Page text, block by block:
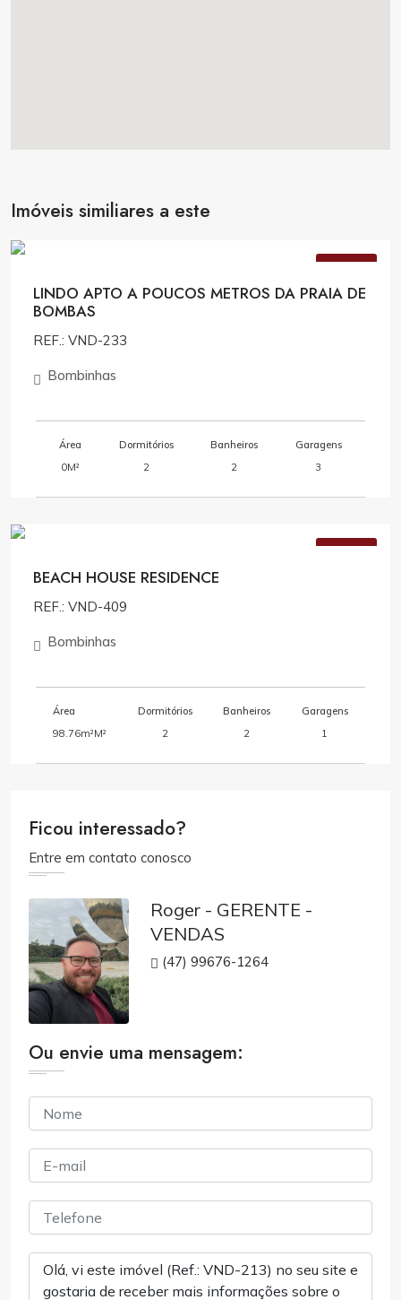
Imóveis similiares a este
VENDA
LINDO APTO A POUCOS METROS DA PRAIA DE
BOMBAS
REF.: VND-233
Bombinhas
Área
0M²
Dormitórios
2
Banheiros
2
Garagens
3
VENDA
BEACH HOUSE RESIDENCE
REF.: VND-409
Bombinhas
Área
98.76m²M²
Dormitórios
2
Banheiros
2
Garagens
1
Ficou interessado?
Entre em contato conosco
Roger - GERENTE -
VENDAS
(47) 99676-1264
Ou envie uma mensagem: